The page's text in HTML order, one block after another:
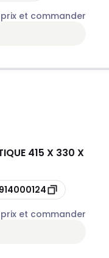
et commander
415 X 330 X
et commander